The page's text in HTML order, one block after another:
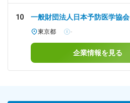
10 一般財団法人日本予防医学協会
東京都 -
企業情報を見る